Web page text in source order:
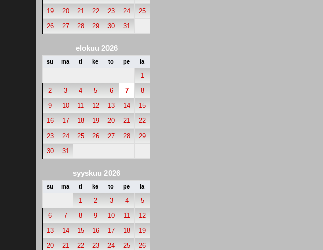
19
20 21 22 23 24
25
26
27 28 29 30 31
elokuu 2026
su ma ti ke to pe la
1
2
3 4 5 6 7
8
9
10 11 12 13 14
15
16
17 18 19 20 21
22
23
24 25 26 27 28
29
30
31
syyskuu 2026
su ma ti ke to pe la
1 2 3 4
5
6
7 8 9 10 11
12
13
14 15 16 17 18
19
20
21 22 23 24 25 26